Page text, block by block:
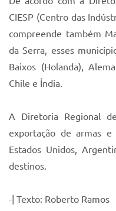
CIESP (Centro das
compreende também
da Serra, esses
Baixos (Holanda),
Chile e Índia.
A Diretoria Regional
exportação de armas e
Estados Unidos,
destinos.
-| Texto: Roberto Ramos